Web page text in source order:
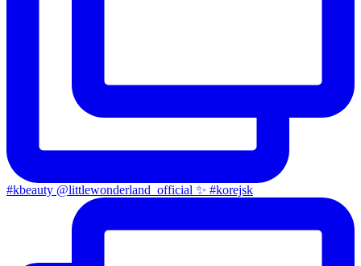
#kbeauty @littlewonderland_official ✨ #korejsk